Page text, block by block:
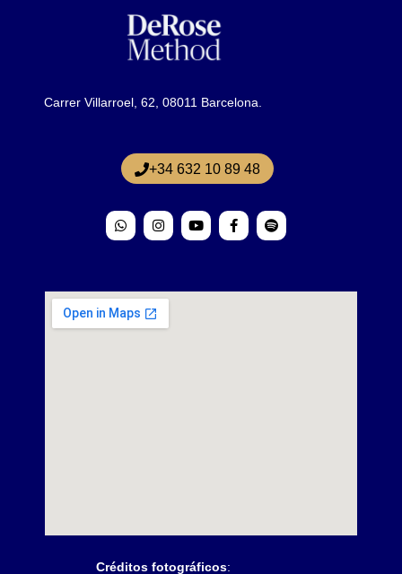
Carrer Villarroel, 62, 08011 Barcelona.
+34 632 10 89 48
Créditos fotográficos: